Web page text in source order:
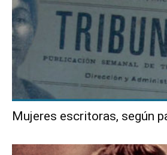
Mujeres escritoras, según